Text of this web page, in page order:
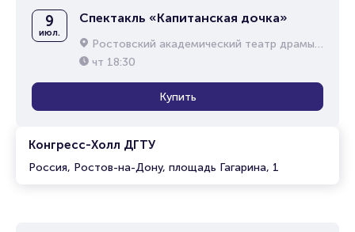
Конгресс-Холл ДГТУ
Россия, Ростов-на-Дону, площадь Гагарина, 1
9
июл.
Спектакль «Капитанская дочка»
Ростовский академический театр драмы им. М.Горького
чт 18:30
Купить